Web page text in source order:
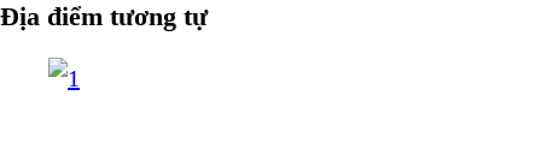
Địa điểm tương tự